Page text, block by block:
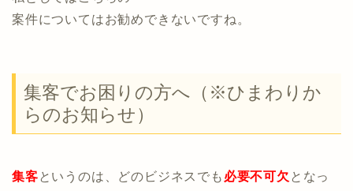
案件についてはお勧めできないですね。
集客でお困りの方へ（※ひまわりか
らのお知らせ）
集客というのは、どのビジネスでも 必要不可欠 となっ